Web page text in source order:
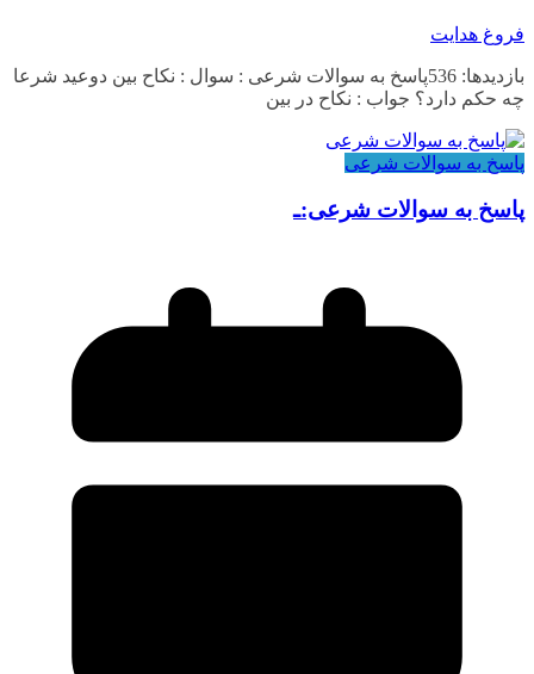
فروغ هدایت
بازدیدها: 536پاسخ به سوالات شرعی : سوال : نکاح بین دوعید شرعا
چه حکم دارد؟ جواب : نکاح در بین
پاسخ به سوالات شرعی
پاسخ به سوالات شرعی:ـ